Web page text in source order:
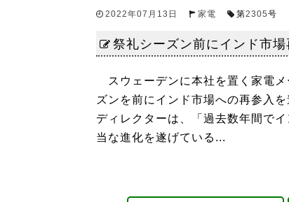
2022年07月13日 家電 第2305号
祭礼シーズン前にインド市
スウェーデンに本社を置く家電
ズンを前にインド市場への再参入
ディレクターは、「過去数年間で
当な進化を遂げている...